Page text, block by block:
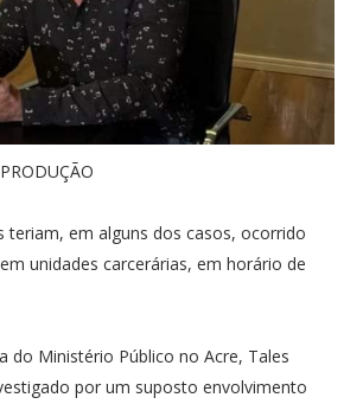
teriam, em alguns dos casos, ocorrido
unidades carcerárias, em horário de
do Ministério Público no Acre, Tales
por um suposto envolvimento